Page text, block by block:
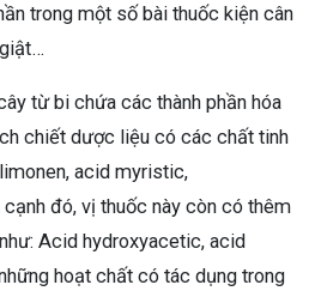
trong một số bài thuốc kiện cân
từ bi chứa các thành phần hóa
chiết dược liệu có các chất tinh
acid myristic,
đó, vị thuốc này còn có thêm
Acid hydroxyacetic, acid
hoạt chất có tác dụng trong